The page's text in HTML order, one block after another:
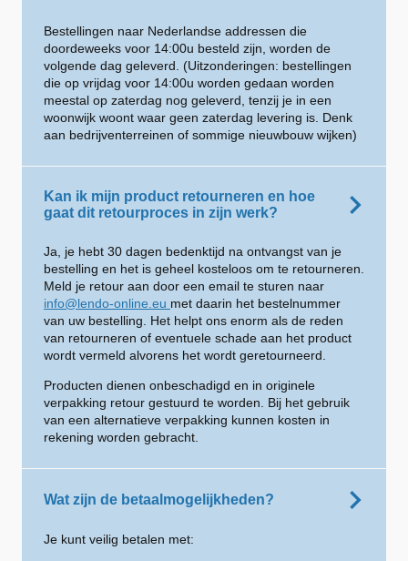
Bestellingen naar Nederlandse addressen die
doordeweeks voor 14:00u besteld zijn, worden de
volgende dag geleverd. (Uitzonderingen: bestellingen
die op vrijdag voor 14:00u worden gedaan worden
meestal op zaterdag nog geleverd, tenzij je in een
woonwijk woont waar geen zaterdag levering is. Denk
aan bedrijventerreinen of sommige nieuwbouw wijken)
Kan ik mijn product retourneren en hoe
gaat dit retourproces in zijn werk?
Ja, je hebt 30 dagen bedenktijd na ontvangst van je
bestelling en het is geheel kosteloos om te retourneren.
Meld je retour aan door een email te sturen naar
info@lendo-online.eu met daarin het bestelnummer
van uw bestelling. Het helpt ons enorm als de reden
van retourneren of eventuele schade aan het product
wordt vermeld alvorens het wordt geretourneerd.
Producten dienen onbeschadigd en in originele
verpakking retour gestuurd te worden. Bij het gebruik
van een alternatieve verpakking kunnen kosten in
rekening worden gebracht.
Wat zijn de betaalmogelijkheden?
Je kunt veilig betalen met: